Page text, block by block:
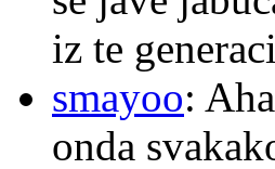
iz te
smayoo:
onda